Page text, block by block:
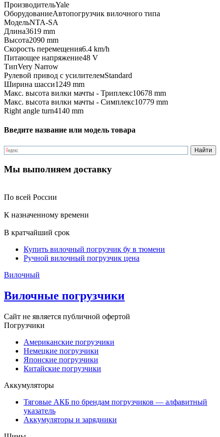
ПроизводительYale
ОборудованиеАвтопогрузчик вилочного типа
МодельNTA-SA
Длина3619 mm
Высота2090 mm
Скорость перемещения6.4 km/h
Питающее напряжение48 V
ТипVery Narrow
Рулевой привод с усилителемStandard
Ширина шасси1249 mm
Макс. высота вилки мачты - Триплекс10678 mm
Макс. высота вилки мачты - Симплекс10779 mm
Right angle turn4140 mm
Введите название или модель товара
Мы выполняем доставку
По всей России
К назначенному времени
В кратчайший срок
Купить вилочный погрузчик бу в тюмени
Ручной вилочный погрузчик цена
Вилочный
Вилочные погрузчики
Сайт не является публичной офертой
Погрузчики
Американские погрузчики
Немецкие погрузчики
Японские погрузчики
Китайские погрузчики
Аккумуляторы
Тяговые АКБ по брендам погрузчиков — алфавитный
указатель
Аккумуляторы и зарядники